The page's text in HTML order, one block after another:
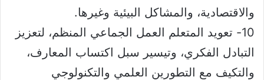
والاقتصادية، والمشاكل البيئية وغيرها.
10- تعويد المتعلم العمل الجماعي المنظم، لتعزيز
التبادل الفكري، وتيسير سبل اكتساب المعارف،
والتكيف مع التطورين العلمي والتكنولوجي